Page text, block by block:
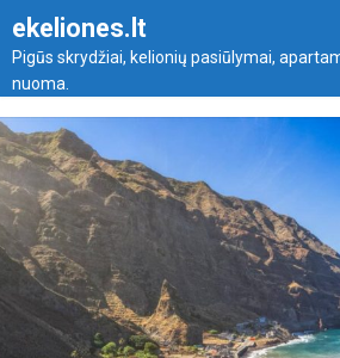
Skip
to
content
ekeliones.lt
Pigūs skrydžiai, kelionių pasiūlymai,
nuoma.